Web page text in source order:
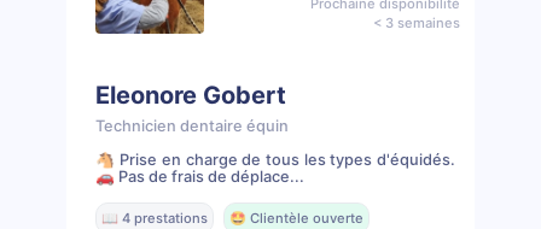
Prochaine disponibilité
< 3 semaines
Eleonore Gobert
Technicien dentaire équin
🐴 Prise en charge de tous les types d'équidés.
🚗 Pas de frais de déplace...
📖 4 prestations 🤩 Clientèle ouverte